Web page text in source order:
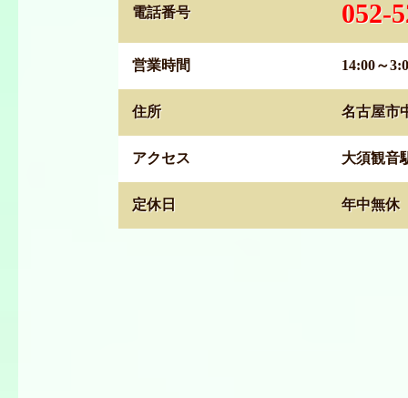
電話番号 052-
営業時間 14:00～
住所 名古屋市
アクセス 大須観音
定休日 年中無休